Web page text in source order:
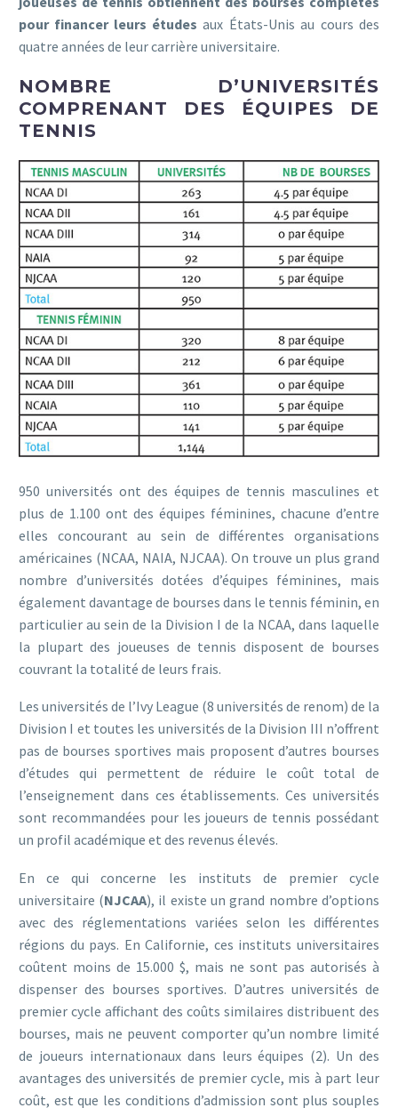
pour financer leurs études aux États-Unis au cours des
quatre années de leur carrière universitaire.
NOMBRE D’UNIVERSITÉS
COMPRENANT DES ÉQUIPES DE
TENNIS
950 universités ont des équipes de tennis masculines et
plus de 1.100 ont des équipes féminines, chacune d’entre
elles concourant au sein de différentes organisations
américaines (NCAA, NAIA, NJCAA). On trouve un plus grand
nombre d’universités dotées d’équipes féminines, mais
également davantage de bourses dans le tennis féminin, en
particulier au sein de la Division I de la NCAA, dans laquelle
la plupart des joueuses de tennis disposent de bourses
couvrant la totalité de leurs frais.
Les universités de l’Ivy League (8 universités de renom) de la
Division I et toutes les universités de la Division III n’offrent
pas de bourses sportives mais proposent d’autres bourses
d’études qui permettent de réduire le coût total de
l’enseignement dans ces établissements. Ces universités
sont recommandées pour les joueurs de tennis possédant
un profil académique et des revenus élevés.
En ce qui concerne les instituts de premier cycle
universitaire (NJCAA), il existe un grand nombre d’options
avec des réglementations variées selon les différentes
régions du pays. En Californie, ces instituts universitaires
coûtent moins de 15.000 $, mais ne sont pas autorisés à
dispenser des bourses sportives. D’autres universités de
premier cycle affichant des coûts similaires distribuent des
bourses, mais ne peuvent comporter qu’un nombre limité
de joueurs internationaux dans leurs équipes (2). Un des
avantages des universités de premier cycle, mis à part leur
coût, est que les conditions d’admission sont plus souples